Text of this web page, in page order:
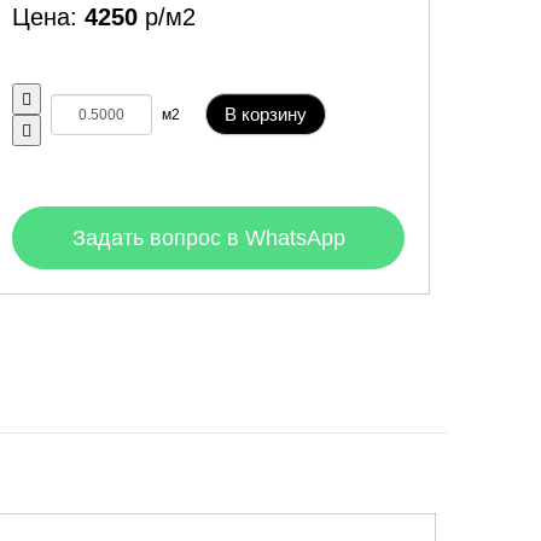
Цена:4250 р/м2
м2 В корзину
Задать вопрос в WhatsApp